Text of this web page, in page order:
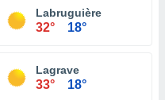
Labruguière
32° 18°
Lagrave
33° 18°